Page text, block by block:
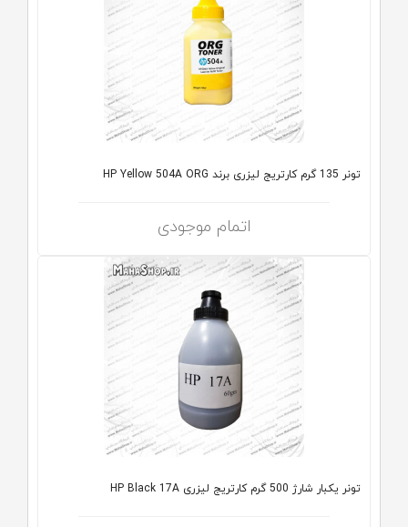
تونر 135 گرم کارتریج لیزری برند HP Yellow 504A ORG
اتمام موجودی
تونر یکبار شارژ 500 گرم کارتریج لیزری HP Black 17A